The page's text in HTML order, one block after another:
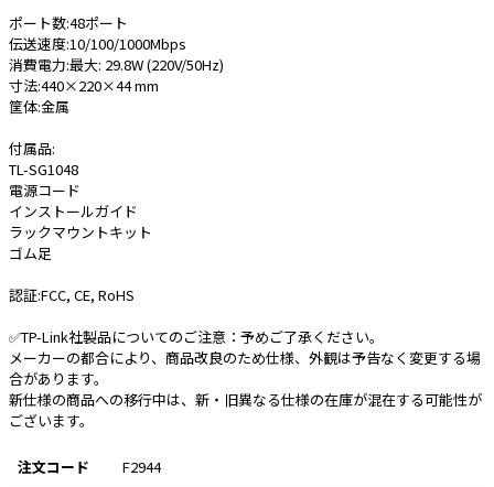
ポート数:48ポート
伝送速度:10/100/1000Mbps
消費電力:最大: 29.8W (220V/50Hz)
寸法:440×220×44 mm
筐体:金属
付属品:
TL-SG1048
電源コード
インストールガイド
ラックマウントキット
ゴム足
認証:FCC, CE, RoHS
✅TP-Link社製品についてのご注意：予めご了承ください。
メーカーの都合により、商品改良のため仕様、外観は予告なく変更する場
合があります。
新仕様の商品への移行中は、新・旧異なる仕様の在庫が混在する可能性が
ございます。
注文コード F2944